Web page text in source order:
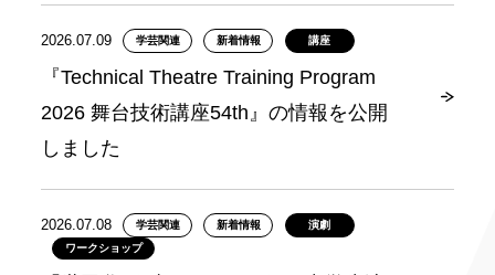
2026.07.09 学芸関連 新着情報 講座
『Technical Theatre Training Program
2026 舞台技術講座54th』の情報を公開
しました
2026.07.08 学芸関連 新着情報
演劇
ワークショップ